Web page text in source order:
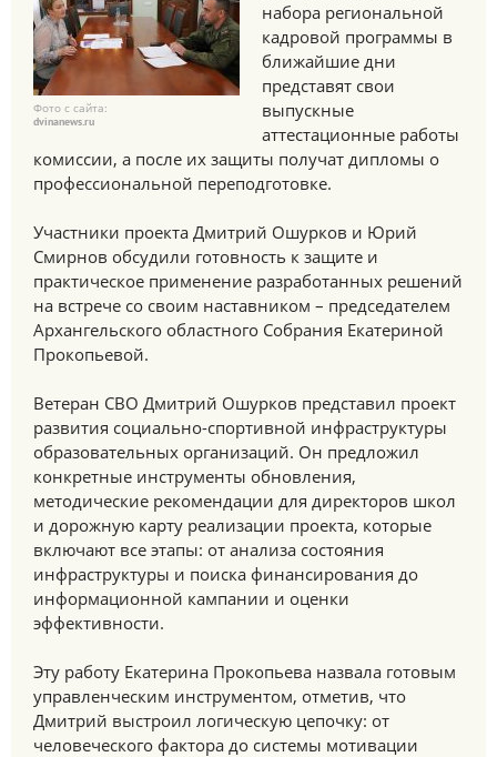
Фото с сайта:
dvinanews.ru
набора региональной
кадровой программы в
ближайшие дни
представят свои
выпускные
аттестационные работы
комиссии, а после их защиты получат дипломы о
профессиональной переподготовке.
Участники проекта Дмитрий Ошурков и Юрий
Смирнов обсудили готовность к защите и
практическое применение разработанных решений
на встрече со своим наставником – председателем
Архангельского областного Собрания Екатериной
Прокопьевой.
Ветеран СВО Дмитрий Ошурков представил проект
развития социально-спортивной инфраструктуры
образовательных организаций. Он предложил
конкретные инструменты обновления,
методические рекомендации для директоров школ
и дорожную карту реализации проекта, которые
включают все этапы: от анализа состояния
инфраструктуры и поиска финансирования до
информационной кампании и оценки
эффективности.
Эту работу Екатерина Прокопьева назвала готовым
управленческим инструментом, отметив, что
Дмитрий выстроил логическую цепочку: от
человеческого фактора до системы мотивации